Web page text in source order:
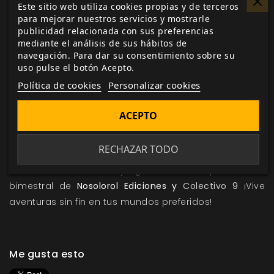
bimestral de Nosolorol Ediciones yColectivo 9 ¡Vive
aventuras sin fin en tus mundos preferidos!
Me gusta esto
Este sitio web utiliza cookies propias y de terceros
para mejorar nuestros servicios y mostrarle
publicidad relacionada con sus preferencias
mediante el análisis de sus hábitos de
navegación. Para dar su consentimiento sobre su
uso pulse el botón Acepto.
Política de cookies Personalizar cookies
RECHAZAR TODO
ACEPTO